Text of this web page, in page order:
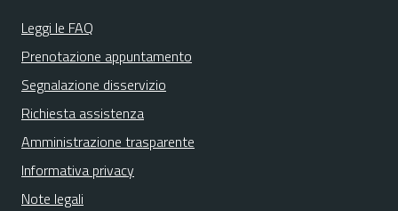
Leggi le FAQ
Prenotazione appuntamento
Segnalazione disservizio
Richiesta assistenza
Amministrazione trasparente
Informativa privacy
Note legali